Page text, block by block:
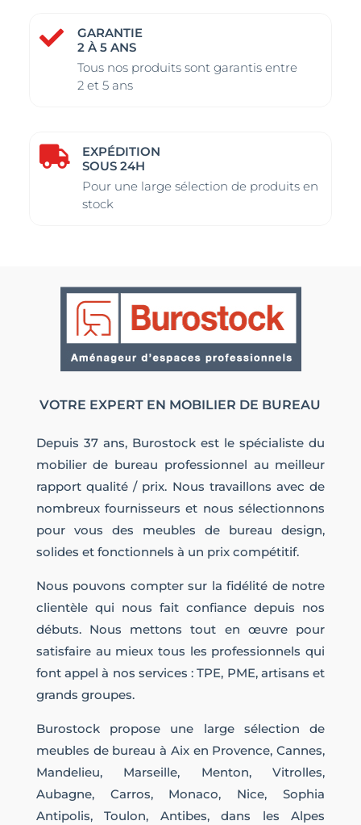

GARANTIE
2 À 5 ANS
Tous nos produits sont garantis entre
2 et 5 ans

EXPÉDITION
SOUS 24H
Pour une large sélection de produits en
stock
VOTRE EXPERT EN MOBILIER DE BUREAU
Depuis 37 ans, Burostock est le spécialiste du
mobilier de bureau professionnel au meilleur
rapport qualité / prix. Nous travaillons avec de
nombreux fournisseurs et nous sélectionnons
pour vous des meubles de bureau design,
solides et fonctionnels à un prix compétitif.
Nous pouvons compter sur la fidélité de notre
clientèle qui nous fait confiance depuis nos
débuts. Nous mettons tout en œuvre pour
satisfaire au mieux tous les professionnels qui
font appel à nos services : TPE, PME, artisans et
grands groupes.
Burostock propose une large sélection de
meubles de bureau à Aix en Provence, Cannes,
Mandelieu, Marseille, Menton, Vitrolles,
Aubagne, Carros, Monaco, Nice, Sophia
Antipolis, Toulon, Antibes, dans les Alpes